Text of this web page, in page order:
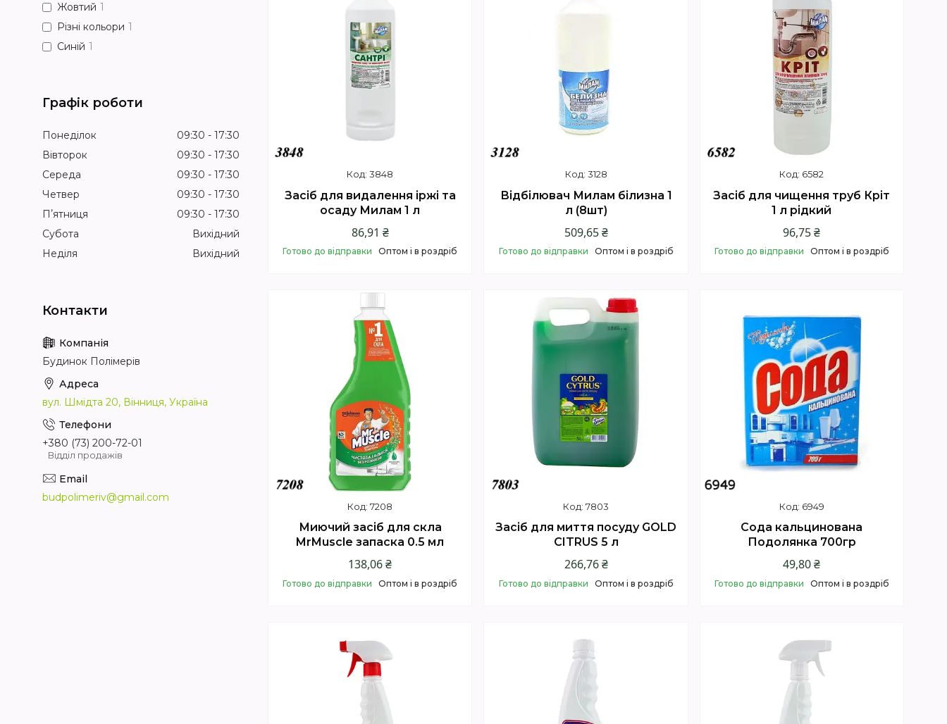
3848
Засіб для видалення іржі та
осаду Милам 1 л
86,91 ₴
Готово до відправки Оптом і в роздріб
Купити
3128
Відбілювач Милам білизна 1
л (8шт)
509,65 ₴
Готово до відправки Оптом і в роздріб
Купити
6582
Засіб для чищення труб Кріт
1 л рідкий
96,75 ₴
Готово до відправки Оптом і в роздріб
7208
Миючий засіб для скла
MrMuscle запаска 0.5 мл
138,06 ₴
Готово до відправки Оптом і в роздріб
7803
Засіб для миття посуду GOLD
CITRUS 5 л
266,76 ₴
Готово до відправки Оптом і в роздріб
6949
Сода кальцинована
Подолянка 700гр
49,80 ₴
Готово до відправки Оптом і в роздріб
Жовтий 1
Різні кольори 1
Синій 1
Графік роботи
Понеділок 09:30
17:30
Вівторок
09:30
17:30
Середа
09:30
17:30
Четвер
09:30
17:30
Пʼятниця
09:30
17:30
Субота
Вихідний
Неділя
Вихідний
Будинок Полімерів
вул. Шмідта 20, Вінниця, Україна
+380 (73) 200-72-01
Відділ продажів
budpolimeriv@gmail.com